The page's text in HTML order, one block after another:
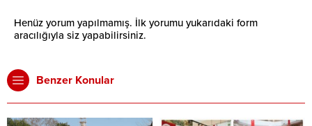
Henüz yorum yapılmamış. İlk yorumu yukarıdaki form
aracılığıyla siz yapabilirsiniz.
Benzer Konular